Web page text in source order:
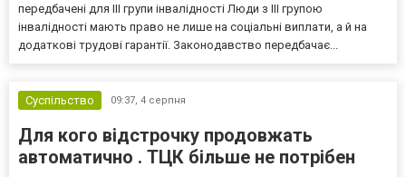
передбачені для III групи інвалідності Люди з III групою
інвалідності мають право не лише на соціальні виплати, а й на
додаткові трудові гарантії. Законодавство передбачає...
Суспільство 09:37, 4 серпня
Для кого відстрочку продовжать
автоматично . ТЦК більше не потрібен